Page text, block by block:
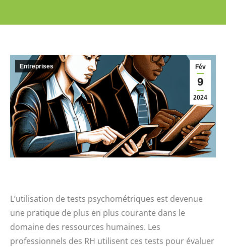
Fév
9
2024
Entreprises
L’utilisation de tests psychométriques est devenue
une pratique de plus en plus courante dans le
domaine des ressources humaines. Les
professionnels des RH utilisent ces tests pour évaluer